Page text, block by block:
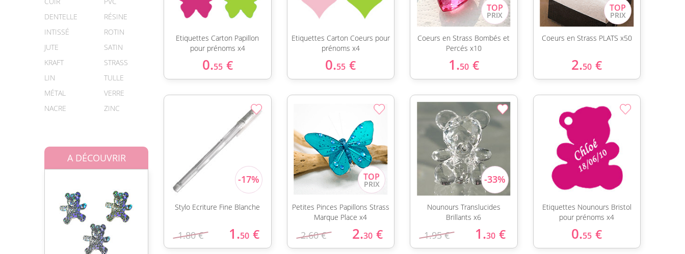
DENTELLE
INTISSÉ
JUTE
KRAFT
LIN
MÉTAL
NACRE
RÉSINE
ROTIN
SATIN
STRASS
TULLE
VERRE
ZINC
A DÉCOUVRIR
Etiquettes Carton Papillon
pour prénoms x4
0.55 €
Etiquettes Carton Coeurs pour
prénoms x4
0.55 €
Coeurs en Strass Bombés et
Percés x10
1.50 €
Coeurs en Strass PLATS x50
2.50 €
Stylo Ecriture Fine Blanche
1.80 € 1.50 €
Petites Pinces Papillons Strass
Marque Place x4
2.60 € 2.30 €
Nounours Translucides
Brillants x6
1.95 € 1.30 €
Etiquettes Nounours Bristol
pour prénoms x4
0.55 €